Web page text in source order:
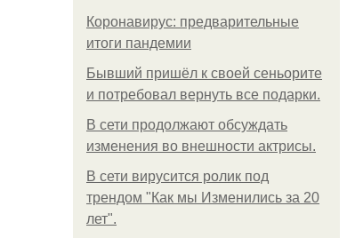
Коронавирус: предварительные
итоги пандемии
Бывший пришёл к своей сеньорите
и потребовал вернуть все подарки.
В сети продолжают обсуждать
изменения во внешности актрисы.
В сети вирусится ролик под
трендом "Как мы Изменились за 20
лет".